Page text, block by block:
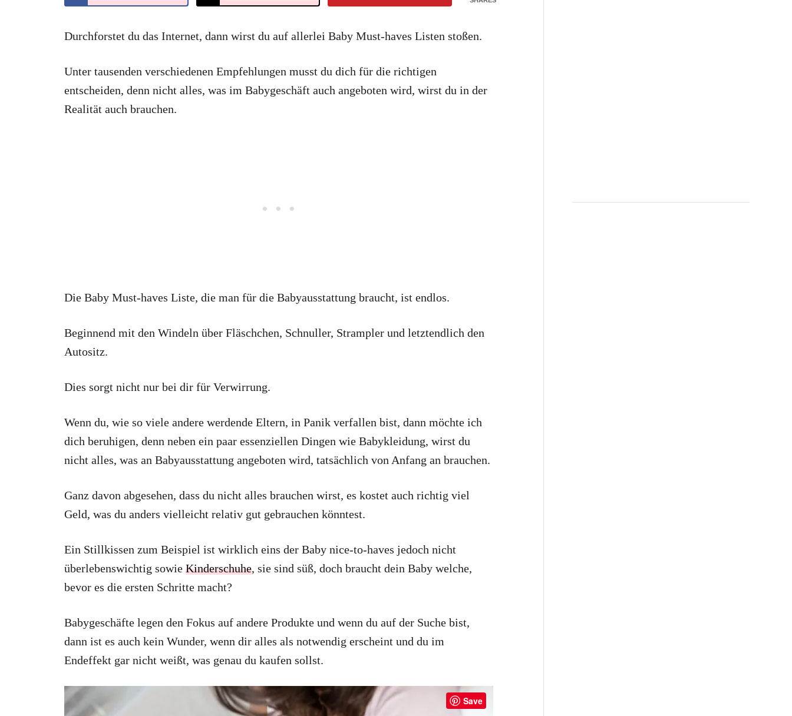
Durchforstet du das Internet, dann wirst du auf allerlei Baby Must-haves Listen stoßen.
Unter tausenden verschiedenen Empfehlungen musst du dich für die richtigen
entscheiden, denn nicht alles, was im Babygeschäft auch angeboten wird, wirst du in der
Realität auch brauchen.
Die Baby Must-haves Liste, die man für die Babyausstattung braucht, ist endlos.
Beginnend mit den Windeln über Fläschchen, Schnuller, Strampler und letztendlich den
Autositz.
Dies sorgt nicht nur bei dir für Verwirrung.
Wenn du, wie so viele andere werdende Eltern, in Panik verfallen bist, dann möchte ich
dich beruhigen, denn neben ein paar essenziellen Dingen wie Babykleidung, wirst du
nicht alles, was an Babyausstattung angeboten wird, tatsächlich von Anfang an brauchen.
Ganz davon abgesehen, dass du nicht alles brauchen wirst, es kostet auch richtig viel
Geld, was du anders vielleicht relativ gut gebrauchen könntest.
Ein Stillkissen zum Beispiel ist wirklich eins der Baby nice-to-haves jedoch nicht
überlebenswichtig sowie Kinderschuhe, sie sind süß, doch braucht dein Baby welche,
bevor es die ersten Schritte macht?
Babygeschäfte legen den Fokus auf andere Produkte und wenn du auf der Suche bist,
dann ist es auch kein Wunder, wenn dir alles als notwendig erscheint und du im
Endeffekt gar nicht weißt, was genau du kaufen sollst.
Save